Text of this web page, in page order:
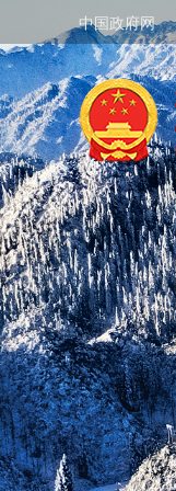
中国政府网